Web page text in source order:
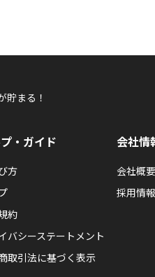
貯まる！
・ガイド
方
約
バシーステートメント
取引法に基づく表示
会社情
会社概要
採用情報